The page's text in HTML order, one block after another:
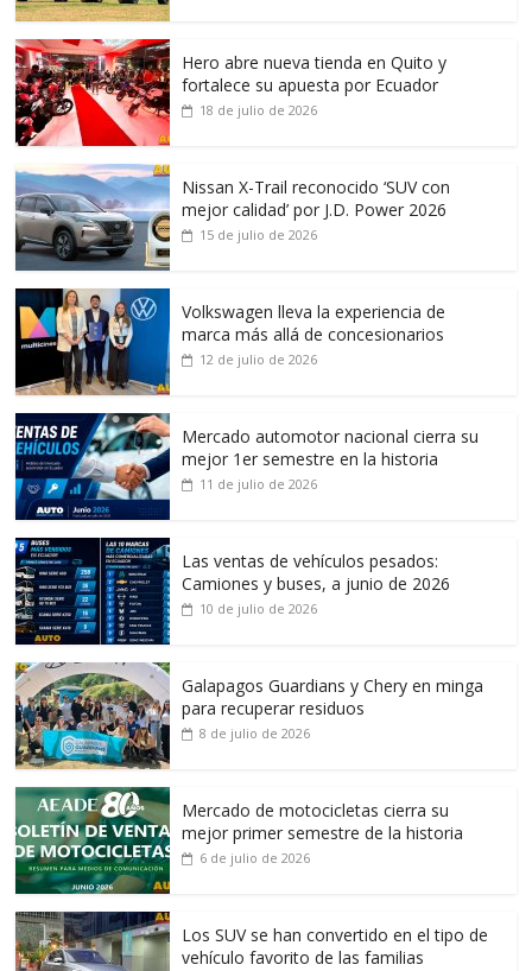
Hero abre nueva tienda en Quito y
fortalece su apuesta por Ecuador
18 de julio de 2026
Nissan X-Trail reconocido ‘SUV con
mejor calidad’ por J.D. Power 2026
15 de julio de 2026
Volkswagen lleva la experiencia de
marca más allá de concesionarios
12 de julio de 2026
Mercado automotor nacional cierra su
mejor 1er semestre en la historia
11 de julio de 2026
Las ventas de vehículos pesados:
Camiones y buses, a junio de 2026
10 de julio de 2026
Galapagos Guardians y Chery en minga
para recuperar residuos
8 de julio de 2026
Mercado de motocicletas cierra su
mejor primer semestre de la historia
6 de julio de 2026
Los SUV se han convertido en el tipo de
vehículo favorito de las familias